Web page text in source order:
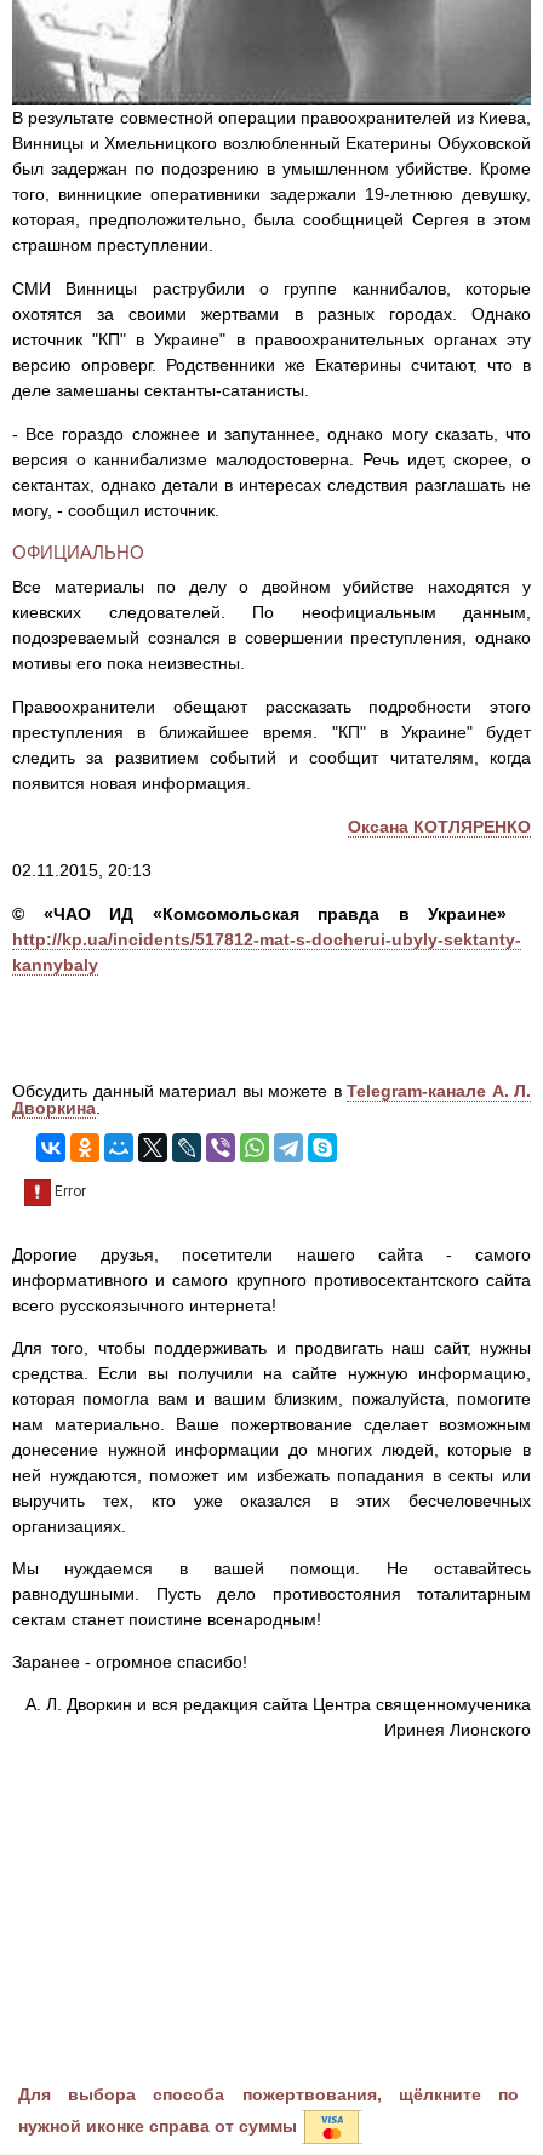
В результате совместной операции правоохранителей из Киева,
Винницы и Хмельницкого возлюбленный Екатерины Обуховской
был задержан по подозрению в умышленном убийстве. Кроме
того, винницкие оперативники задержали 19-летнюю девушку,
которая, предположительно, была сообщницей Сергея в этом
страшном преступлении.
СМИ Винницы раструбили о группе каннибалов, которые
охотятся за своими жертвами в разных городах. Однако
источник "КП" в Украине" в правоохранительных органах эту
версию опроверг. Родственники же Екатерины считают, что в
деле замешаны сектанты-сатанисты.
- Все гораздо сложнее и запутаннее, однако могу сказать, что
версия о каннибализме малодостоверна. Речь идет, скорее, о
сектантах, однако детали в интересах следствия разглашать не
могу, - сообщил источник.
ОФИЦИАЛЬНО
Все материалы по делу о двойном убийстве находятся у
киевских следователей. По неофициальным данным,
подозреваемый сознался в совершении преступления, однако
мотивы его пока неизвестны.
Правоохранители обещают рассказать подробности этого
преступления в ближайшее время. "КП" в Украине" будет
следить за развитием событий и сообщит читателям, когда
появится новая информация.
Оксана КОТЛЯРЕНКО
02.11.2015, 20:13
© «ЧАО ИД «Комсомольская правда в Украине»
http://kp.ua/incidents/517812-mat-s-docherui-ubyly-sektanty-
kannybaly
Обсудить данный материал вы можете в Telegram-канале А. Л.
Дворкина
Дорогие друзья, посетители нашего сайта - самого
информативного и самого крупного противосектантского сайта
всего русскоязычного интернета!
Для того, чтобы поддерживать и продвигать наш сайт, нужны
средства. Если вы получили на сайте нужную информацию,
которая помогла вам и вашим близким, пожалуйста, помогите
нам материально. Ваше пожертвование сделает возможным
донесение нужной информации до многих людей, которые в
ней нуждаются, поможет им избежать попадания в секты или
выручить тех, кто уже оказался в этих бесчеловечных
организациях.
Мы нуждаемся в вашей помощи. Не оставайтесь
равнодушными. Пусть дело противостояния тоталитарным
сектам станет поистине всенародным!
Заранее - огромное спасибо!
А. Л. Дворкин и вся редакция сайта Центра священномученика
Иринея Лионского
Для выбора способа пожертвования, щёлкните по
нужной иконке справа от суммы